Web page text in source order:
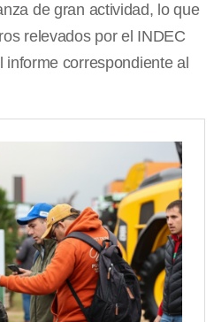
de gran actividad, lo que
relevados por el INDEC
correspondiente al